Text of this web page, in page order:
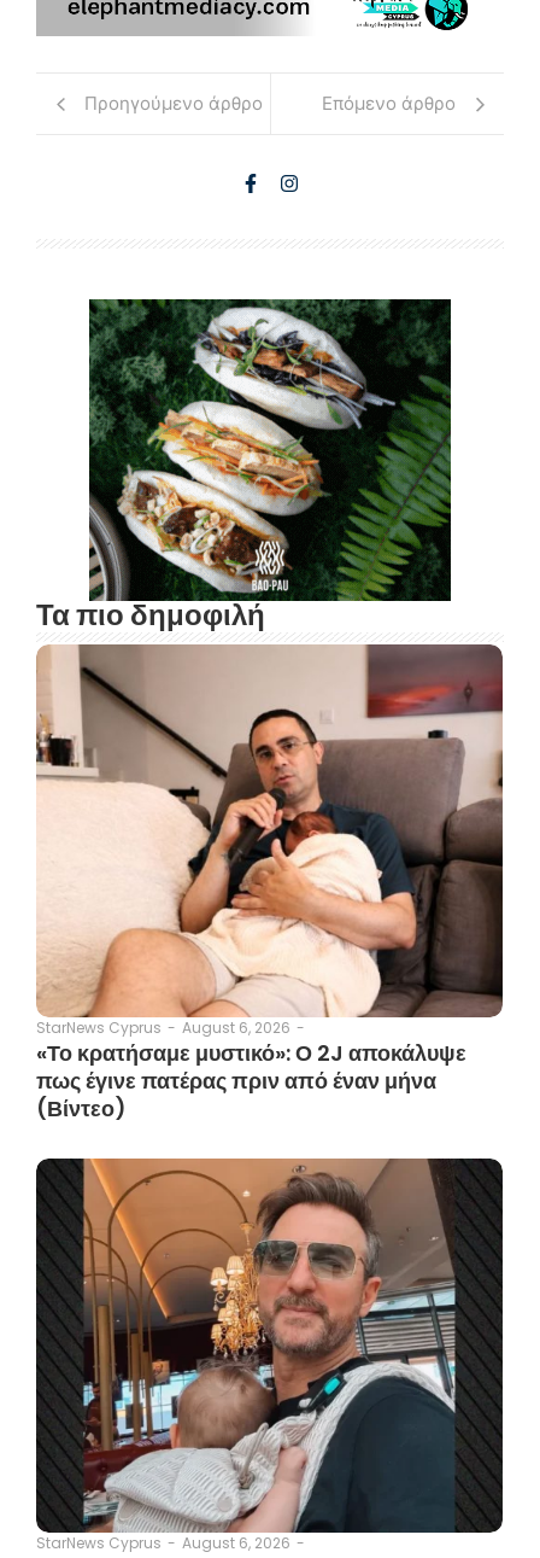
Προηγούμενο άρθρο Επόμενο άρθρο
Τα πιο δημοφιλή
StarNews Cyprus - August 6, 2026 -
«Το κρατήσαμε μυστικό»: Ο 2J αποκάλυψε
πως έγινε πατέρας πριν από έναν μήνα
(Βίντεο)
StarNews Cyprus - August 6, 2026 -